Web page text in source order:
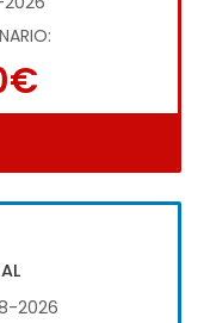
2026